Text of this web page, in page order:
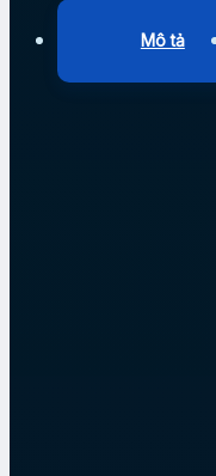
Mô tả